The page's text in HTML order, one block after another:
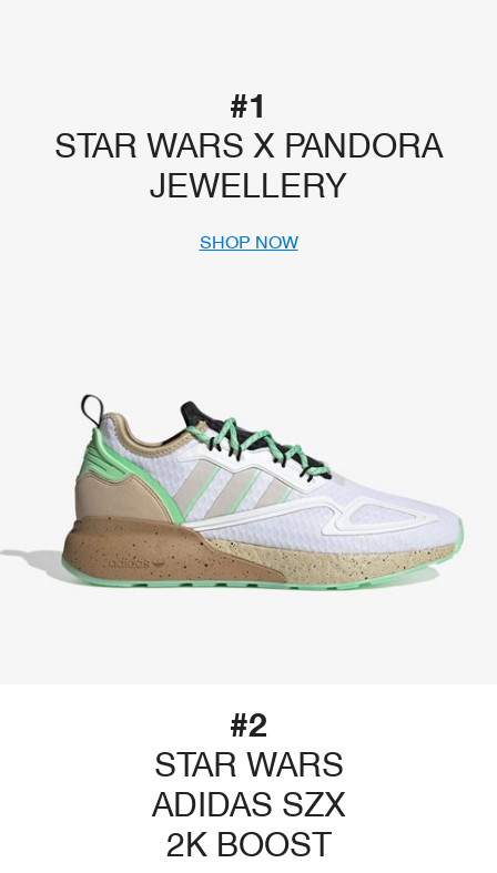
#1
STAR WARS X PANDORA
JEWELLERY
SHOP NOW
#2
STAR WARS
ADIDAS SZX
2K BOOST